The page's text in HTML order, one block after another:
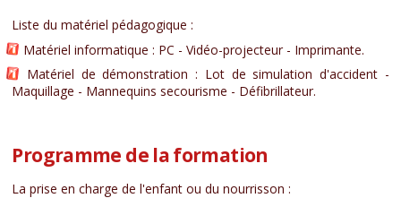
Liste du matériel pédagogique :
Matériel informatique : PC - Vidéo-projecteur - Imprimante.
Matériel de démonstration : Lot de simulation d'accident -
Maquillage - Mannequins secourisme - Défibrillateur.
Programme de la formation
La prise en charge de l'enfant ou du nourrisson :